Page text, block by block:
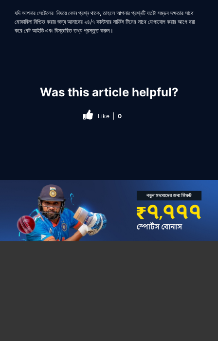
যদি আপনার সেটেলের বিষয়ে কোন প্রশ্ন থাকে, তাহলে আপনার প্রশ্নটি যতটা সম্ভব দক্ষতার সাথে
মোকাবিলা নিশ্চিত করার জন্য আমাদের ২৪/৭ কাস্টমার সার্ভিস টিমের সাথে যোগাযোগ করার আগে দয়া
করে বেট আইডি এবং বিস্তারিত তথ্য প্রস্তুত করুন।
Was this article helpful?
Like 0